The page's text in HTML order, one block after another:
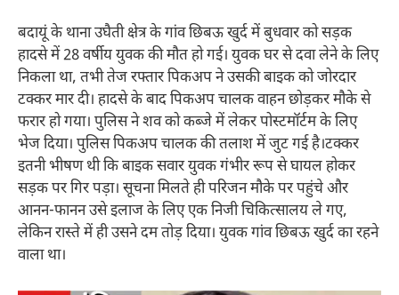
बदायूं के थाना उघैती क्षेत्र के गांव छिबऊ खुर्द में बुधवार को सड़क
हादसे में 28 वर्षीय युवक की मौत हो गई। युवक घर से दवा लेने के लिए
निकला था, तभी तेज रफ्तार पिकअप ने उसकी बाइक को जोरदार
टक्कर मार दी। हादसे के बाद पिकअप चालक वाहन छोड़कर मौके से
फरार हो गया। पुलिस ने शव को कब्जे में लेकर पोस्टमॉर्टम के लिए
भेज दिया। पुलिस पिकअप चालक की तलाश में जुट गई है।टक्कर
इतनी भीषण थी कि बाइक सवार युवक गंभीर रूप से घायल होकर
सड़क पर गिर पड़ा। सूचना मिलते ही परिजन मौके पर पहुंचे और
आनन-फानन उसे इलाज के लिए एक निजी चिकित्सालय ले गए,
लेकिन रास्ते में ही उसने दम तोड़ दिया। युवक गांव छिबऊ खुर्द का रहने
वाला था।